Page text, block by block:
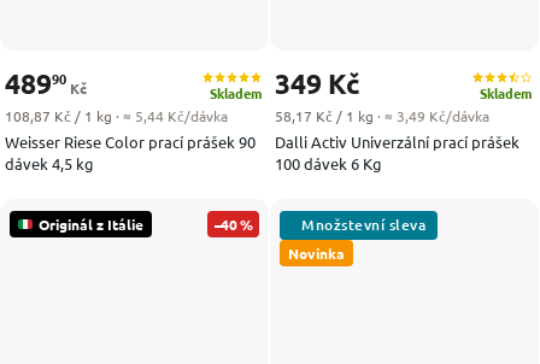
Weisser Riese Color prací prášek 90
dávek 4,5 kg
Skladem
48990
Kč
Měrná cena:
108,87 Kč / 1 kg · ≈ 5,44 Kč/dávka
Dalli Activ Univerzální prací prášek
100 dávek 6 Kg
Skladem
349 Kč
Měrná cena:
58,17 Kč / 1 kg · ≈ 3,49 Kč/dávka
Originál z Itálie –40 %
Novinka